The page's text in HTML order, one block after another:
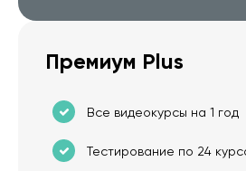
Премиум Plus
Все видеокурсы на 1 год
Тестирование по 24